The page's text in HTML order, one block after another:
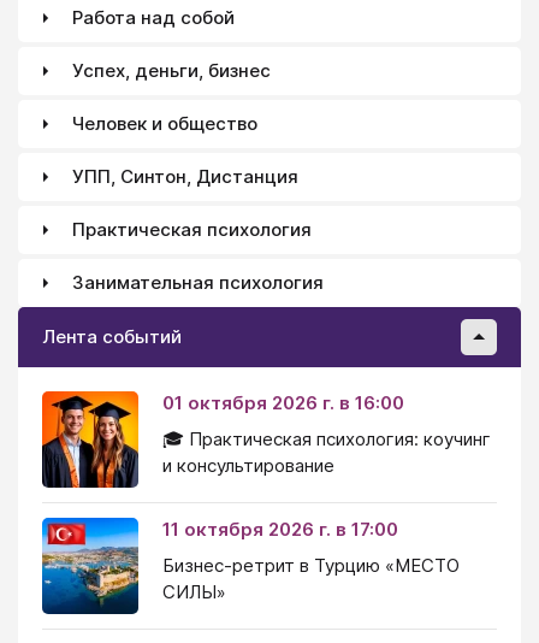
Работа над собой
Успех, деньги, бизнес
Человек и общество
УПП, Синтон, Дистанция
Практическая психология
Занимательная психология
Лента событий
01 октября 2026 г. в 16:00
🎓 Практическая психология: коучинг
и консультирование
11 октября 2026 г. в 17:00
Бизнес-ретрит в Турцию «МЕСТО
СИЛЫ»